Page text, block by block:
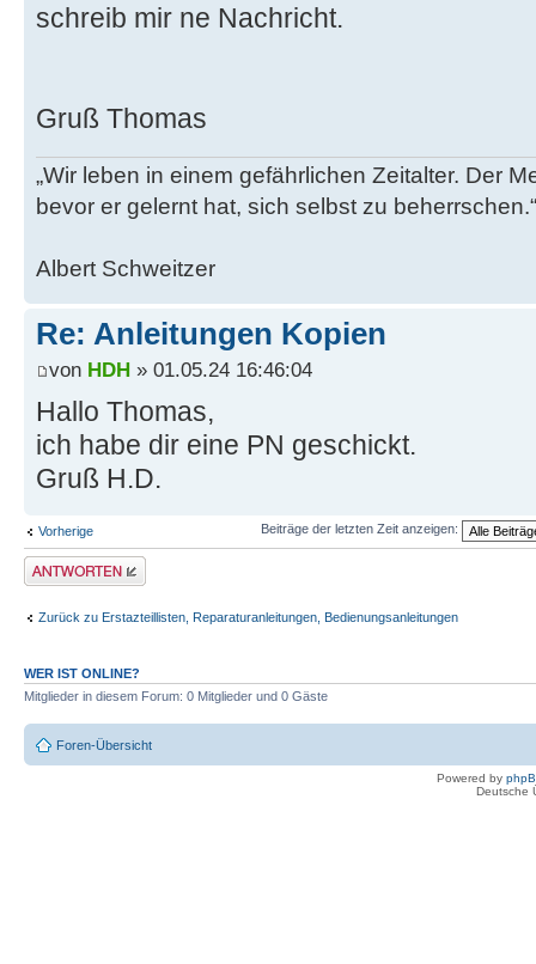
schreib mir ne Nachricht.
Gruß Thomas
„Wir leben in einem gefährlichen Zeitalter. Der
bevor er gelernt hat, sich selbst zu beherrschen.“
Albert Schweitzer
Re: Anleitungen Kopien
von HDH » 01.05.24 16:46:04
Hallo Thomas,
ich habe dir eine PN geschickt.
Gruß H.D.
Vorherige Beiträge der letzten Zeit anzeigen:
Antwort erstellen
Zurück zu Erstazteillisten, Reparaturanleitungen, Bedienungsanleitungen
WER IST ONLINE?
Mitglieder in diesem Forum: 0 Mitglieder und 0 Gäste
Foren-Übersicht
Powered by
Deutsche